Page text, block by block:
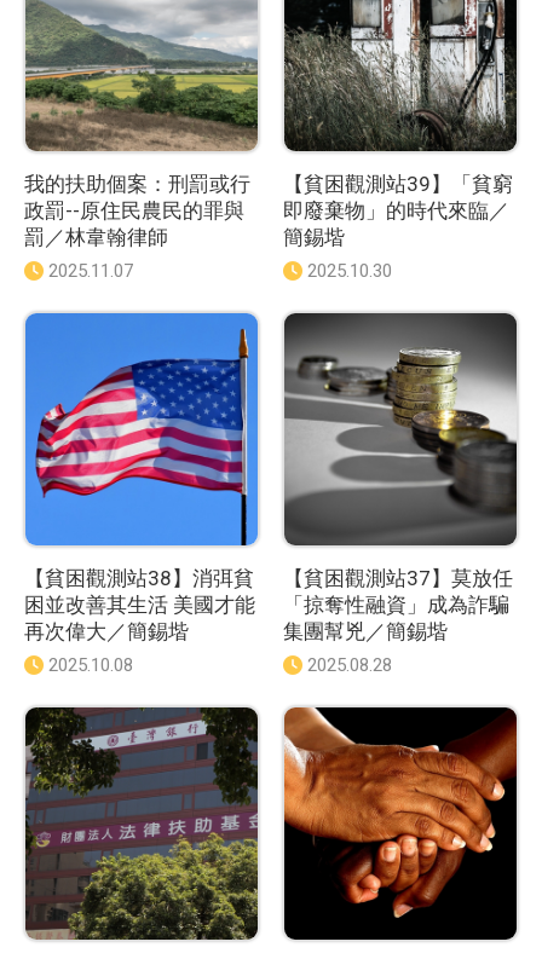
我的扶助個案：刑罰或行
政罰--原住民農民的罪與
罰／林韋翰律師
發
日
2025.11.07
【貧困觀測站39】「貧窮
即廢棄物」的時代來臨／
簡錫堦
發
日
期
：
2025.10.30
【貧困觀測站38】消弭貧
困並改善其生活 美國才能
再次偉大／簡錫堦
發
日
期
：
2025.10.08
【貧困觀測站37】莫放任
「掠奪性融資」成為詐騙
集團幫兇／簡錫堦
發
日
期
：
2025.08.28